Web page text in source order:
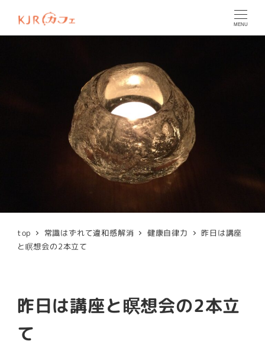
MENU
top 常識はずれて違和感解消 健康自律力
昨日は講座
と瞑想会の2本立て
昨日は講座と瞑想会の2本立
て